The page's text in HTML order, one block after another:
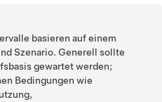
basieren auf einem
Szenario. Generell sollte
gewartet werden;
Bedingungen wie